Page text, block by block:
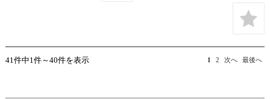
41件中1件～40件を表示 1 2 次へ 最後へ